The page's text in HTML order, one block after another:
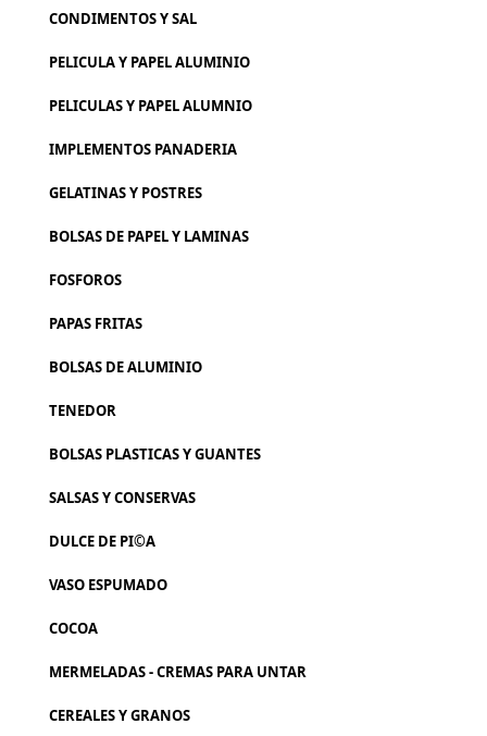
CONDIMENTOS Y SAL
PELICULA Y PAPEL ALUMINIO
PELICULAS Y PAPEL ALUMNIO
IMPLEMENTOS PANADERIA
GELATINAS Y POSTRES
BOLSAS DE PAPEL Y LAMINAS
FOSFOROS
PAPAS FRITAS
BOLSAS DE ALUMINIO
TENEDOR
BOLSAS PLASTICAS Y GUANTES
SALSAS Y CONSERVAS
DULCE DE PI©A
VASO ESPUMADO
COCOA
MERMELADAS - CREMAS PARA UNTAR
CEREALES Y GRANOS